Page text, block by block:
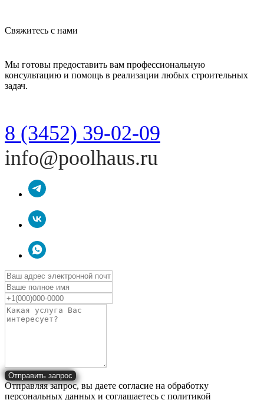
Свяжитесь с нами
Мы готовы предоставить вам профессиональную
консультацию и помощь в реализации любых строительных
задач.
8 (3452) 39-02-09
info@poolhaus.ru
Отправить запрос
Отправляя запрос, вы даете согласие на обработку
персональных данных и соглашаетесь c политикой